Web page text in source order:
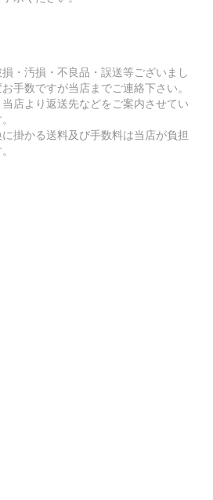
・汚損・不良品・誤送等ございまし
手数ですが当店までご連絡下さい。
店より返送先などをご案内させてい
掛かる送料及び手数料は当店が負担